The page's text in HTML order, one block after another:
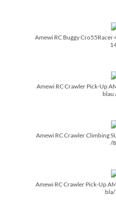
Amewi RC Buggy
Amewi RC Crawler Pick-Up
blau
Amewi RC Crawler Climbing
/­
Amewi RC Crawler Pick-Up